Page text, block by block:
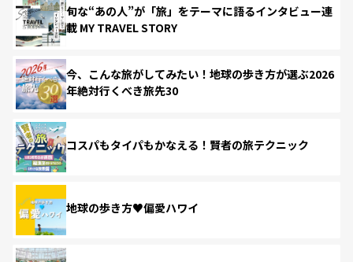
旬な“あの人”が「旅」をテーマに語るインタビュー連
載 MY TRAVEL STORY
今、こんな旅がしてみたい！地球の歩き方が選ぶ2026
年絶対行くべき旅先30
コスパもタイパもかなえる！賢者の旅テクニック
地球の歩き方♥偏愛ハワイ